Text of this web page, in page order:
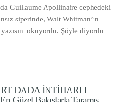
Guillaume Apollinaire cephedeki
siperinde, Walt Whitman’ın
okuyordu. Şöyle diyordu
DADA İNTİHARI I
Güzel Bakışlarla Taramış